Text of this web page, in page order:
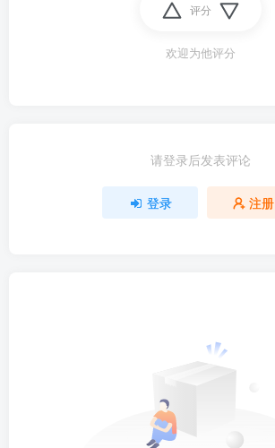
评分
欢迎为他评分
请登录后发表评论
登录 注册